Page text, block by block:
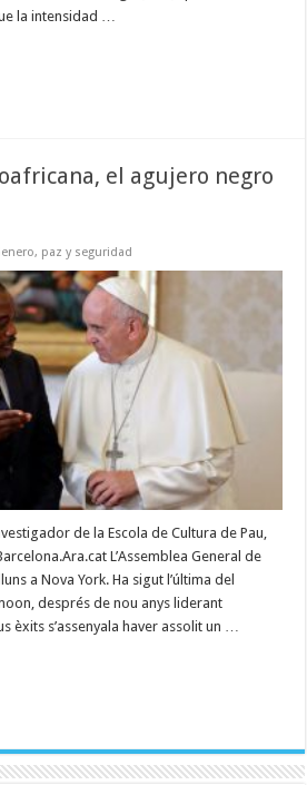
la intensidad …
el agujero negro
paz y seguridad
de la Escola de Cultura de Pau,
L’Assemblea General de
a Nova York. Ha sigut l’última del
després de nou anys liderant
èxits s’assenyala haver assolit un …